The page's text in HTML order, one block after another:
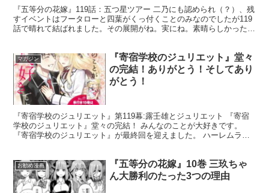
『五等分の花嫁』119話：五つ星ツアー 二乃にも認められ（？）、残
すイベントはフータローと四葉がくっ付くことのみなのでしたが119
話で晴れて結ばれました。その展開がね。実にね。素晴らしかったん
マガジン
『寄宿学校のジュリエット』堂々
の完結！ありがとう！そしてあり
がとう！
『寄宿学校のジュリエット』第119幕:露壬雄とジュリエット 『寄宿
学校のジュリエット』堂々の完結！ みんなのことが大好きです。
『寄宿学校のジュリエット』が最終回を迎えました。 ハーレムラブ
お勧め漫画
『五等分の花嫁』10巻 三玖ちゃ
ん大勝利のたった3つの理由